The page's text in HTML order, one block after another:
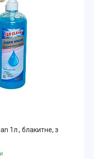
1л., блакитне, з